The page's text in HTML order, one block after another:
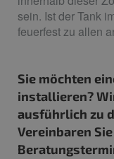
sein. Ist der Tank
feuerfest zu allen
Sie möchten
installieren?
ausführlich zu
Vereinbaren